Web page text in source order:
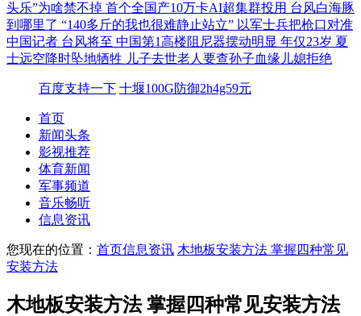
头乐”为啥禁不掉 首个全国产10万卡AI超集群投用 台风白海豚
到哪里了 “140多斤的我也很难静止站立” 以军士兵把枪口对准
中国记者 台风将至 中国第1高楼阻尼器摆动明显 年仅23岁 夏
士远空降时坠地牺牲 儿子去世老人要查孙子血缘儿媳拒绝
百度支持一下 十堰100G防御2h4g59元
首页
新闻头条
影视推荐
体育新闻
军事频道
音乐畅听
信息资讯
您现在的位置： 首页信息资讯 木地板安装方法 掌握四种常见
安装方法
木地板安装方法 掌握四种常见安装方法